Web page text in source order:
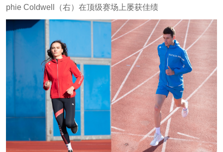
phie Coldwell（右）在顶级赛场上屡获佳绩